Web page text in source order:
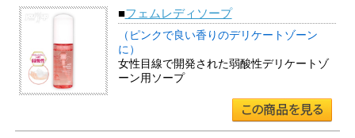
■フェムレディソープ
（ピンクで良い香りのデリケートゾーン
に）
女性目線で開発された弱酸性デリケートゾ
ーン用ソープ